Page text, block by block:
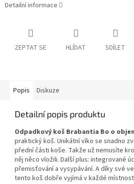
Detailní informace
ZEPTAT SE HLÍDAT SDÍLET
Popis Diskuze
Detailní popis produktu
Odpadkový koš Brabantia Bo o
praktický koš. Unikátní víko se snadno
přední části koše. Takže už nemusíte
něj něco vložili. Další plus: integrované
přemisťování a vysypávání. A díky své
tento koš dobře vyjímá v každé